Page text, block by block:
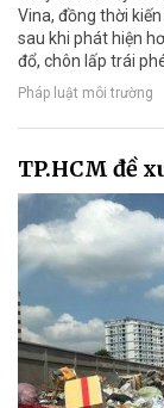
Vina, đồng thời
sau khi phát hiện
đổ, chôn lấp trái
Pháp luật môi trường
TP.HCM đề